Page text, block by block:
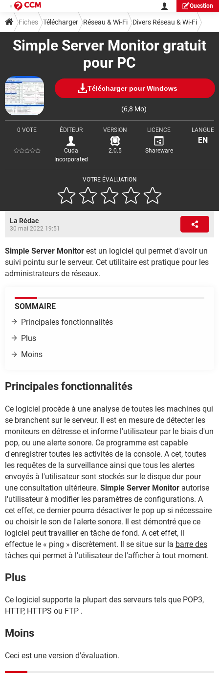
Question
Simple Server Monitor gratuit
pour PC
Télécharger pour Windows
(6,8 Mo)
VOTRE ÉVALUATION
0 VOTE ÉDITEUR
Cuda
Incorporated
VERSION
2.0.5
LICENCE
Shareware
LANGUE
EN
Fiches Télécharger Réseau & Wi-Fi Divers Réseau & Wi-Fi
La Rédac
30 mai 2022 19:51
Simple Server Monitor est un logiciel qui permet d'avoir un
suivi pointu sur le serveur. Cet utilitaire est pratique pour les
administrateurs de réseaux.
SOMMAIRE
Principales fonctionnalités
Plus
Moins
Principales fonctionnalités
Ce logiciel procède à une analyse de toutes les machines qui
se branchent sur le serveur. Il est en mesure de détecter les
moniteurs en détresse et informe l'utilisateur par le biais d'un
pop, ou une alerte sonore. Ce programme est capable
d'enregistrer toutes les activités de la console. A cet, toutes
les requêtes de la surveillance ainsi que tous les alertes
envoyés à l'utilisateur sont stockés sur le disque dur pour
une consultation ultérieure. Simple Server Monitor autorise
l'utilisateur à modifier les paramètres de configurations. A
cet effet, ce dernier pourra désactiver le pop up si nécessaire
ou choisir le son de l'alerte sonore. Il est démontré que ce
logiciel peut travailler en tâche de fond. A cet effet, il
effectue le « ping » discrètement. Il se situe sur la barre des
tâches qui permet à l'utilisateur de l'afficher à tout moment.
Plus
Ce logiciel supporte la plupart des serveurs tels que POP3,
HTTP, HTTPS ou FTP .
Moins
Ceci est une version d'évaluation.